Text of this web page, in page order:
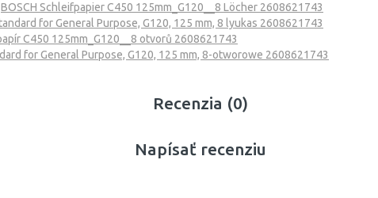
BOSCH Schleifpapier C450 125mm_G120__8 Löcher 2608621743
for General Purpose, G120, 125 mm, 8 lyukas 2608621743
C450 125mm_G120__8 otvorů 2608621743
for General Purpose, G120, 125 mm, 8-otworowe 2608621743
Recenzia (0)
Napísať recenziu